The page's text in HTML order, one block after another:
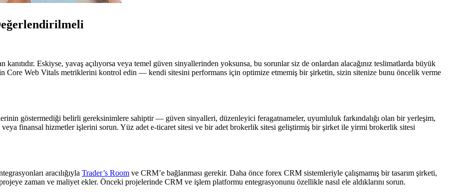
Eskiyse, yavaş açılıyorsa veya temel güven sinyallerinden yoksunsa, bu sorunlar siz de onlardan alacağınız teslimatlarda büyük
Core Web Vitals metriklerini kontrol edin — kendi sitesini performans için optimize etmemiş bir şirketin, sizin sitenize bunu öncelik verme
göstermediği belirli gereksinimlere sahiptir — güven sinyalleri, düzenleyici feragatnameler, uyumluluk farkındalığı olan bir yerleşim,
finansal hizmetler işlerini sorun. Yüz adet e-ticaret sitesi ve bir adet brokerlik sitesi geliştirmiş bir şirket ile yirmi brokerlik sitesi
aracılığıyla Trader’s Room ve CRM’e bağlanması gerekir. Daha önce forex CRM sistemleriyle çalışmamış bir tasarım şirketi,
zaman ve maliyet ekler. Önceki projelerinde CRM ve işlem platformu entegrasyonunu özellikle nasıl ele aldıklarını sorun.